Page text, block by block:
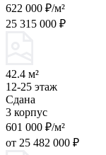
622 000 ₽/м²
25 315 000 ₽
42.4 м²
12-25 этаж
Сдана
3 корпус
601 000 ₽/м²
от 25 482 000 ₽